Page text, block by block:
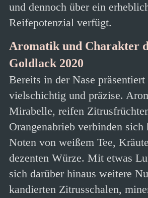
und dennoch über ein
Reifepotenzial verfügt.
Aromatik und Charakter
Goldlack 2020
Bereits in der Nase
vielschichtig und präzise.
Mirabelle, reifen
Orangenabrieb verbinden
Noten von weißem Tee,
dezenten Würze. Mit etwas
sich darüber hinaus weitere
kandierten Zitrusschalen,